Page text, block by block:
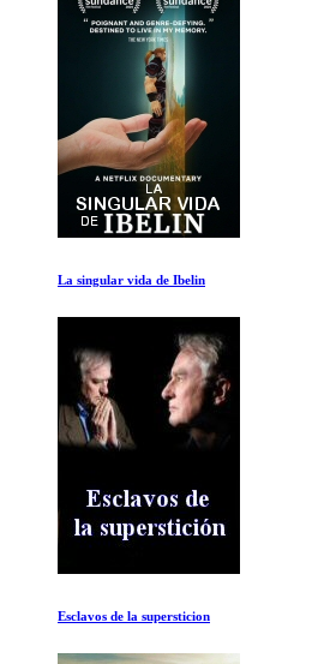
Que es la Vida
Tierras heladas